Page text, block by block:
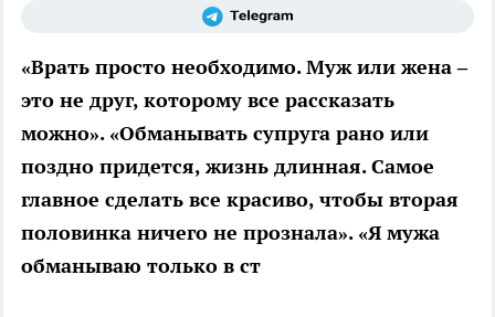
«Врать просто необходимо. Муж или жена –
это не друг, которому все рассказать
можно». «Обманывать супруга рано или
поздно придется, жизнь длинная. Самое
главное сделать все красиво, чтобы вторая
половинка ничего не прознала». «Я мужа
обманываю только в ст